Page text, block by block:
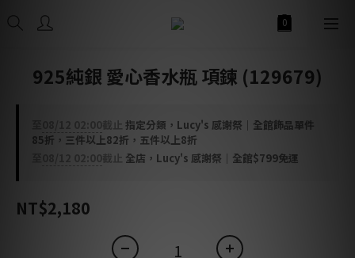
925純銀 愛心香水瓶 項鍊 (129679)
08/12 02:00 截止 指定分類，Lucy's 感謝祭｜全館飾品單件
85折，三件以上82折，五件以上8折
08/12 02:00截止 全店，Lucy's 感謝祭｜全館$799免運
NT$2,180